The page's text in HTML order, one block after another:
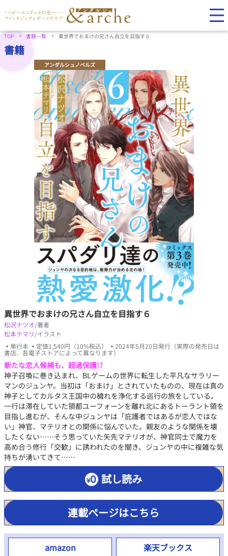
TOP 書籍一覧 異世界でおまけの兄さん自立を目指す６
書籍
アンダルシュノベルズ
異世界でおまけの兄さん自立を目指す６
松沢ナツオ/著者
松本テマリ/イラスト
▪単行本 ▪定価1,540円（10%税込） ▪2024年5月20日発行（実際の発売日は
書店、各電子ストアによって異なります）
新たな恋人候補も、超過保護!?
神子召喚に巻き込まれ、BLゲームの世界に転生した平凡なサラリー
マンのジュンヤ。当初は「おまけ」とされていたものの、現在は真の
神子としてカルタス王国中の穢れを浄化する巡行の旅をしている。
一行は滞在していた領都ユーフォーンを離れ北にあるトーラント領を
目指し進むが、そんな中ジュンヤは「庇護者ではあるが恋人ではな
い」神官、マテリオとの関係に悩んでいた。親友のような関係を壊
したくない……そう思っていた矢先マテリオが、神官同士で魔力を
高め合う修行「交歓」に誘われたのを聞き、ジュンヤの中に複雑な気
持ちが湧いてきて……
試し読み
連載ページはこちら
amazon
楽天ブックス